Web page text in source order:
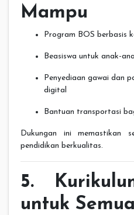
Mampu
Program BOS berbasis
Beasiswa untuk anak-
Penyediaan gawai dan
digital
Bantuan transportasi
Dukungan ini memastikan
pendidikan berkualitas.
5.
untuk